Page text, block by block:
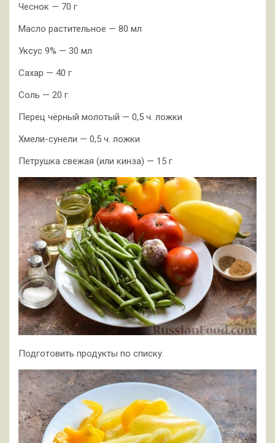
Чеснок — 70 г
Масло растительное — 80 мл
Уксус 9% — 30 мл
Сахар — 40 г
Соль — 20 г
Перец чёрный молотый — 0,5 ч. ложки
Хмели-сунели — 0,5 ч. ложки
Петрушка свежая (или кинза) — 15 г
Подготовить продукты по списку.